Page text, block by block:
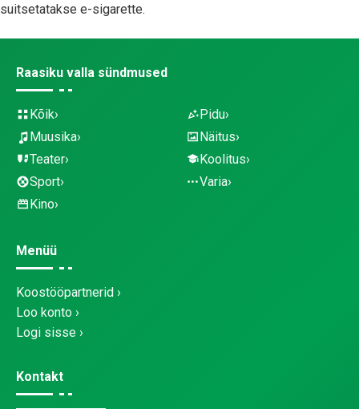
suitsetatakse e-sigarette.
Raasiku valla sündmused
Kõik
Muusika
Teater
Sport
Kino
Pidu
Näitus
Koolitus
Varia
Menüü
Koostööpartnerid
Loo konto
Logi sisse
Kontakt